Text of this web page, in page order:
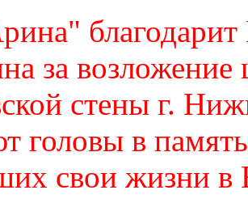
за
стены г.
головы в
свои жизни в